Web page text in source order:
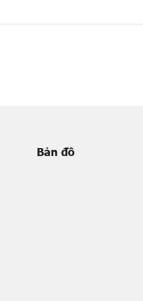
Bản đồ